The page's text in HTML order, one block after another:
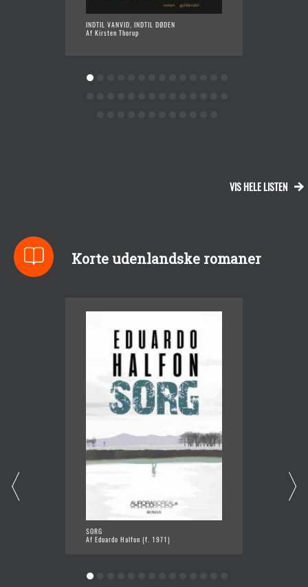
INDTIL VANVID, INDTIL DØDEN
Af Kirsten Thorup
VIS HELE LISTEN
Korte udenlandske romaner
SORG
Af Eduardo Halfon (f. 1971)